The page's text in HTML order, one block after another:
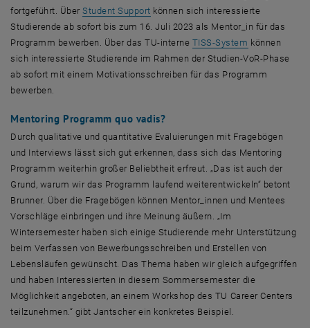
fortgeführt. ÜberStudent Support, öffnet eine externe URL in einem
können sich interessierte
Studierende ab sofort bis zum 16. Juli 2023 als Mentor_in für das
Programm bewerben. Über das TU-interne TISS-System , öffnet eine
können
sich interessierte Studierende im Rahmen der Studien-VoR-Phase
ab sofort mit einem Motivationsschreiben für das Programm
bewerben.
Mentoring Programm quo vadis?
Durch qualitative und quantitative Evaluierungen mit Fragebögen
und Interviews lässt sich gut erkennen, dass sich das Mentoring
Programm weiterhin großer Beliebtheit erfreut. „Das ist auch der
Grund, warum wir das Programm laufend weiterentwickeln“ betont
Brunner. Über die Fragebögen können Mentor_innen und Mentees
Vorschläge einbringen und ihre Meinung äußern. „Im
Wintersemester haben sich einige Studierende mehr Unterstützung
beim Verfassen von Bewerbungsschreiben und Erstellen von
Lebensläufen gewünscht. Das Thema haben wir gleich aufgegriffen
und haben Interessierten in diesem Sommersemester die
Möglichkeit angeboten, an einemWorkshop des TU Career Centers
teilzunehmen.“ gibt Jantscher ein konkretes Beispiel.